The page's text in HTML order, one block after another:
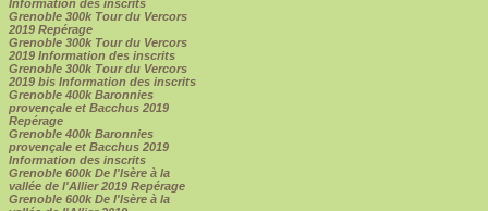
Information des inscrits
Grenoble 300k Tour du Vercors
2019 Repérage
Grenoble 300k Tour du Vercors
2019 Information des inscrits
Grenoble 300k Tour du Vercors
2019 bis Information des inscrits
Grenoble 400k Baronnies
provençale et Bacchus 2019
Repérage
Grenoble 400k Baronnies
provençale et Bacchus 2019
Information des inscrits
Grenoble 600k De l'Isère à la
vallée de l'Allier 2019 Repérage
Grenoble 600k De l'Isère à la